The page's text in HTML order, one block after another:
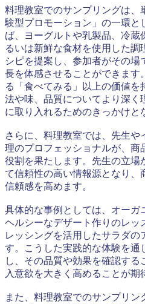
料理教室でのサンプリングは、
験型プロモーション」の一環と
ば、ヨーグルトや乳製品、冷蔵
るいは新鮮な食材を使用した調
シピを提案し、参加者がその
長を体感させることができます
る「食べてみる」以上の価値
法や味、品質についてより深く
に取り入れるためのきっかけと
さらに、料理教室では、先生
理のプロフェッショナルが、商
役割を果たします。先生の立場
て信頼性の高い情報源となり、
信頼感を高めます。
具体的な事例としては、オーガ
ヘルシーなデザート作りのレッ
レッシングを活用したサラダの
す。こうした実践的な体験を通
し、その品質や効果を確認す
入意欲を大きく高めることが期
また、料理教室でのサンプリン